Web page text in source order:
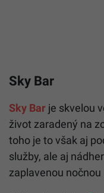
Sky Bar
Sky Bar je skvelou
život zaradený na
toho je to však aj
služby, ale aj
zaplavenou nočnou